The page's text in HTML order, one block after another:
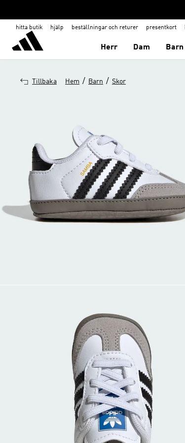
hitta butik hjälp beställningar och returer presentkort
Herr Dam Barn
Tillbaka Hem / Barn / Skor